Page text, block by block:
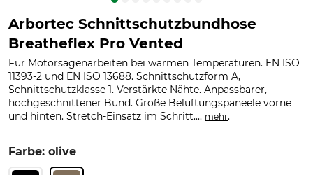
Arbortec Schnittschutzbundhose
Breatheflex Pro Vented
Für Motorsägenarbeiten bei warmen Temperaturen. EN ISO
11393-2 und EN ISO 13688. Schnittschutzform A,
Schnittschutzklasse 1. Verstärkte Nähte. Anpassbarer,
hochgeschnittener Bund. Große Belüftungspaneele vorne
und hinten. Stretch-Einsatz im Schritt.... mehr.
Farbe: olive